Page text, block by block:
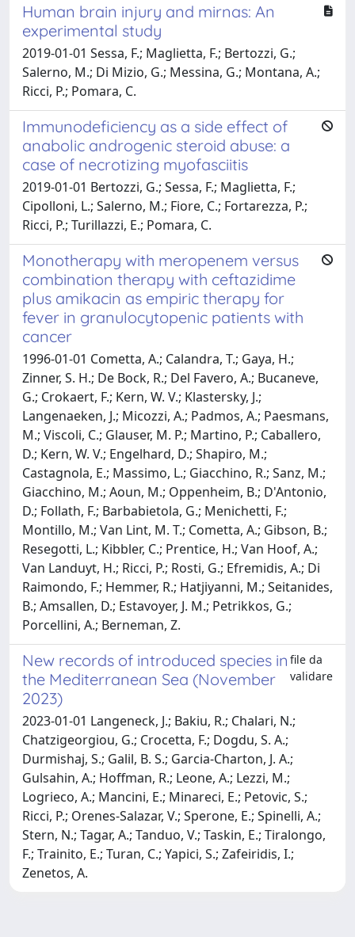
Human brain injury and mirnas: An
experimental study
2019-01-01 Sessa, F.; Maglietta, F.; Bertozzi, G.;
Salerno, M.; Di Mizio, G.; Messina, G.; Montana, A.;
Ricci, P.; Pomara, C.
Immunodeficiency as a side effect of
anabolic androgenic steroid abuse: a
case of necrotizing myofasciitis
2019-01-01 Bertozzi, G.; Sessa, F.; Maglietta, F.;
Cipolloni, L.; Salerno, M.; Fiore, C.; Fortarezza, P.;
Ricci, P.; Turillazzi, E.; Pomara, C.
Monotherapy with meropenem versus
combination therapy with ceftazidime
plus amikacin as empiric therapy for
fever in granulocytopenic patients with
cancer
1996-01-01 Cometta, A.; Calandra, T.; Gaya, H.;
Zinner, S. H.; De Bock, R.; Del Favero, A.; Bucaneve,
G.; Crokaert, F.; Kern, W. V.; Klastersky, J.;
Langenaeken, J.; Micozzi, A.; Padmos, A.; Paesmans,
M.; Viscoli, C.; Glauser, M. P.; Martino, P.; Caballero,
D.; Kern, W. V.; Engelhard, D.; Shapiro, M.;
Castagnola, E.; Massimo, L.; Giacchino, R.; Sanz, M.;
Giacchino, M.; Aoun, M.; Oppenheim, B.; D'Antonio,
D.; Follath, F.; Barbabietola, G.; Menichetti, F.;
Montillo, M.; Van Lint, M. T.; Cometta, A.; Gibson, B.;
Resegotti, L.; Kibbler, C.; Prentice, H.; Van Hoof, A.;
Van Landuyt, H.; Ricci, P.; Rosti, G.; Efremidis, A.; Di
Raimondo, F.; Hemmer, R.; Hatjiyanni, M.; Seitanides,
B.; Amsallen, D.; Estavoyer, J. M.; Petrikkos, G.;
Porcellini, A.; Berneman, Z.
New records of introduced species in
the Mediterranean Sea (November
2023)
file da
validare
2023-01-01 Langeneck, J.; Bakiu, R.; Chalari, N.;
Chatzigeorgiou, G.; Crocetta, F.; Dogdu, S. A.;
Durmishaj, S.; Galil, B. S.; Garcia-Charton, J. A.;
Gulsahin, A.; Hoffman, R.; Leone, A.; Lezzi, M.;
Logrieco, A.; Mancini, E.; Minareci, E.; Petovic, S.;
Ricci, P.; Orenes-Salazar, V.; Sperone, E.; Spinelli, A.;
Stern, N.; Tagar, A.; Tanduo, V.; Taskin, E.; Tiralongo,
F.; Trainito, E.; Turan, C.; Yapici, S.; Zafeiridis, I.;
Zenetos, A.